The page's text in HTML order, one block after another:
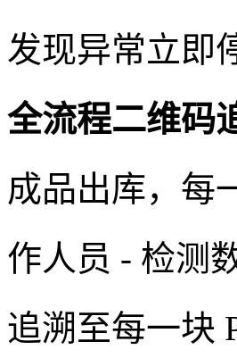
发现异常立即
全流程二维码
成品出库，每
作人员 - 检测
追溯至每一块